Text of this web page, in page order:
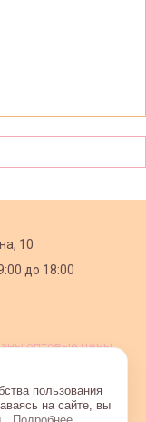
10
до 18:00
оптовые цены,
пользования
на сайте, вы